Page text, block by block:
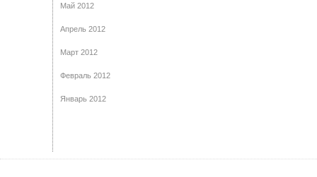
Май 2012
Апрель 2012
Март 2012
Февраль 2012
Январь 2012